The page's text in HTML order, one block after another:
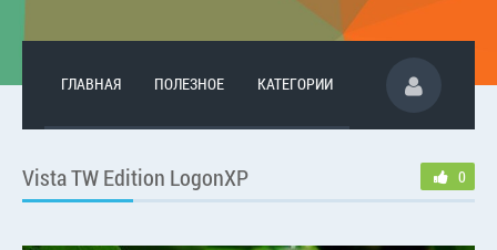
ГЛАВНАЯ ПОЛЕЗНОЕ КАТЕГОРИИ
Vista TW Edition LogonXP 0